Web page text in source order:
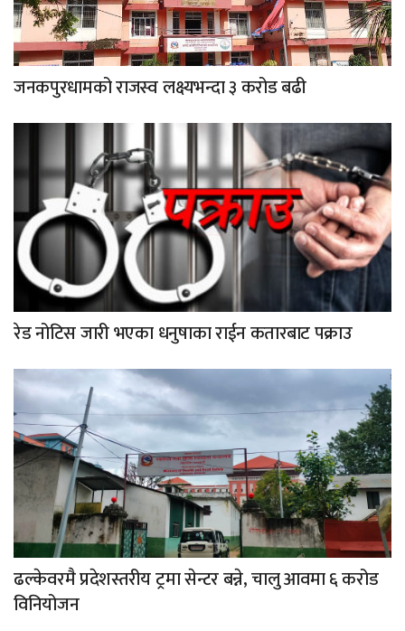
जनकपुरधामको राजस्व लक्ष्यभन्दा ३ करोड बढी
रेड नोटिस जारी भएका धनुषाका राईन कतारबाट पक्राउ
ढल्केवरमै प्रदेशस्तरीय ट्रमा सेन्टर बन्ने, चालु आवमा ६ करोड
विनियोजन